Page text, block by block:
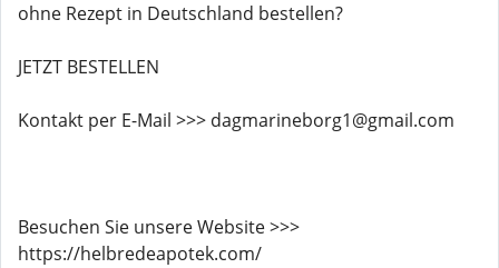
ohne Rezept in Deutschland bestellen?
JETZT BESTELLEN
Kontakt per E-Mail >>> dagmarineborg1@gmail.com
Besuchen Sie unsere Website >>>
https://helbredeapotek.com/